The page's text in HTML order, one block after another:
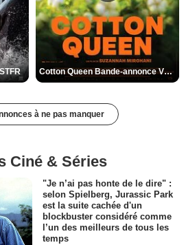
Cotton Queen Bande-annonce VO STFR
à ne pas manquer
Ciné & Séries
"Je n’ai pas honte de le dire" :
selon Spielberg, Jurassic Park
est la suite cachée d'un
blockbuster considéré comme
l’un des meilleurs de tous les
temps